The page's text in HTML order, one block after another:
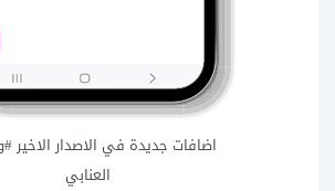
اضافات جديدة في الاصدار الاخير
العنابي